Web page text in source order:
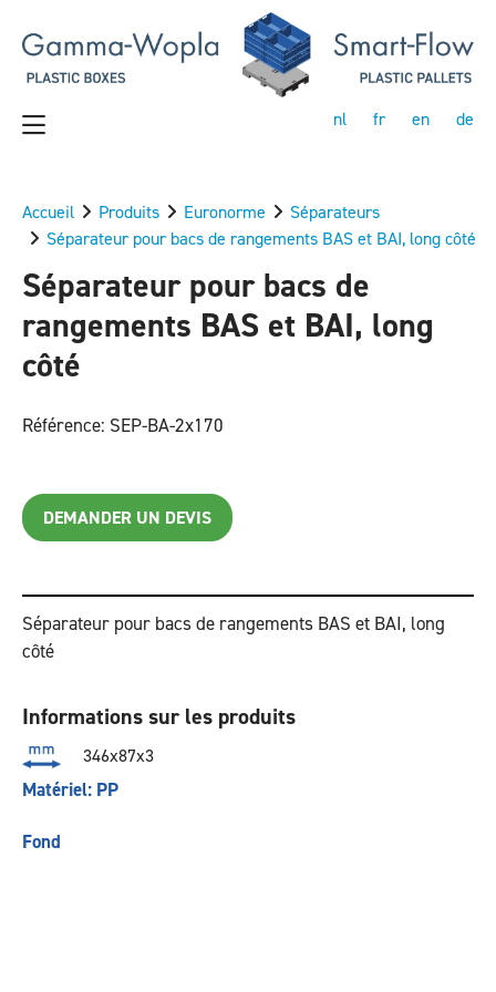
nl fr en de
Accueil Produits Euronorme
Séparateurs
Séparateur pour bacs de rangements BAS et BAI, long côté
Séparateur pour bacs de
rangements BAS et BAI, long
côté
Référence: SEP-BA-2x170
DEMANDER UN DEVIS
Séparateur pour bacs de rangements BAS et BAI, long
côté
Informations sur les produits
346x87x3
Matériel: PP
Fond